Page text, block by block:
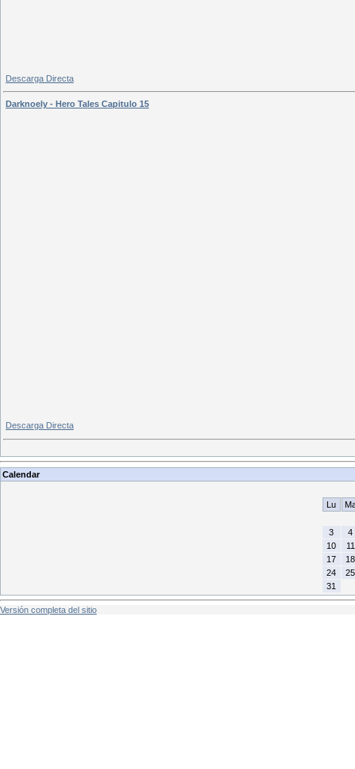
Descarga Directa
Darknoely - Hero Tales Capitulo 15
Descarga Directa
Calendar
Lu
3
4
10
11
17
18
24
25
31
Versión completa del sitio